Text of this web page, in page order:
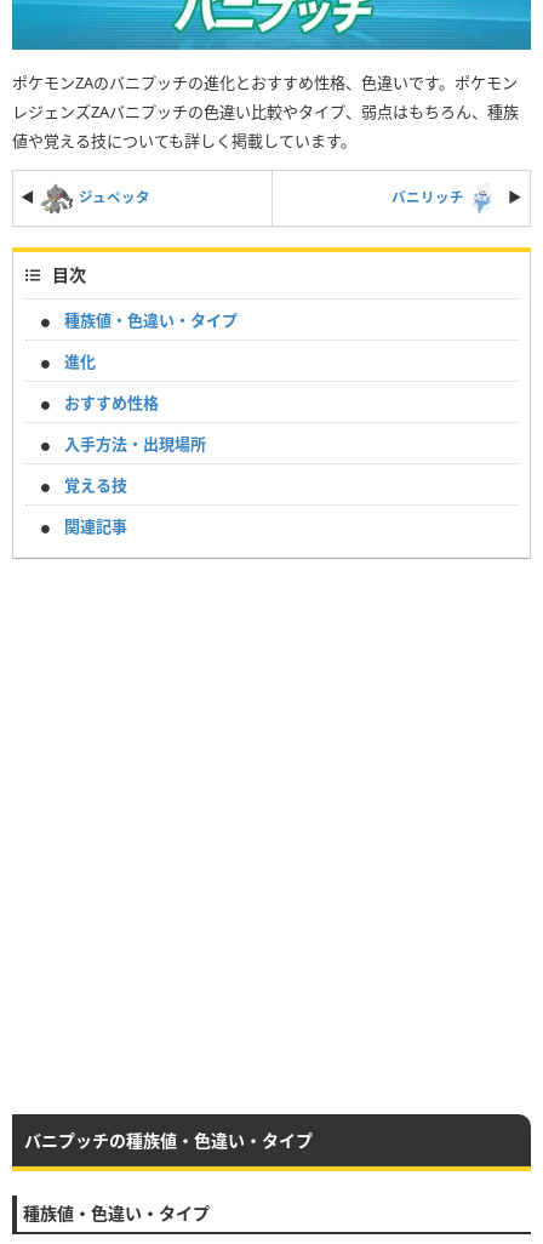
ポケモンZAのバニプッチの進化とおすすめ性格、色違いです。ポケモン
レジェンズZAバニプッチの色違い比較やタイプ、弱点はもちろん、種族
値や覚える技についても詳しく掲載しています。
◀ ジュペッタ バニリッチ ▶︎
目次
種族値・色違い・タイプ
進化
おすすめ性格
入手方法・出現場所
覚える技
関連記事
バニプッチの種族値・色違い・タイプ
種族値・色違い・タイプ